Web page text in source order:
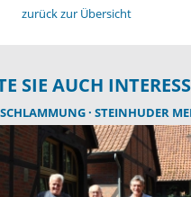
zurück zur Übersicht
SIE AUCH
STEINHUDER